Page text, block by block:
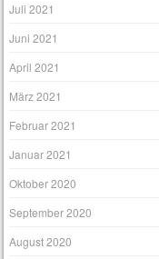
Juli 2021
Juni 2021
April 2021
März 2021
Februar 2021
Januar 2021
Oktober 2020
September 2020
August 2020